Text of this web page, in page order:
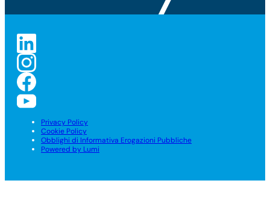
Privacy Policy
Cookie Policy
Obblighi di Informativa Erogazioni Pubbliche
Powered by Lumi